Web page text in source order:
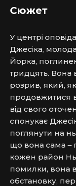
Сюжет
У центрі
Джесіка,
Йорка,
тридцять. Вона
розрив, який,
продовжитися
від свого
спонукає
поглянути на
що вона сама –
кожен район
помилки, вона
обстановку,